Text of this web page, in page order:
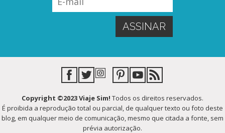
Copyright ©2023 Viaje Sim! Todos os direitos reservados.
É proibida a reprodução total ou parcial, de qualquer texto ou foto deste
blog, em qualquer meio de comunicação, mesmo que citada a fonte, sem
prévia autorização.